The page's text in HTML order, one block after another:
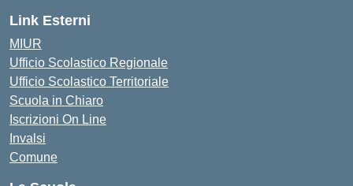
Link Esterni
MIUR
Ufficio Scolastico Regionale
Ufficio Scolastico Territoriale
Scuola in Chiaro
Iscrizioni On Line
Invalsi
Comune